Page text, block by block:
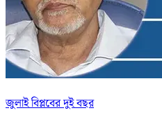
জুলাই বিপ্লবের দুই বছর